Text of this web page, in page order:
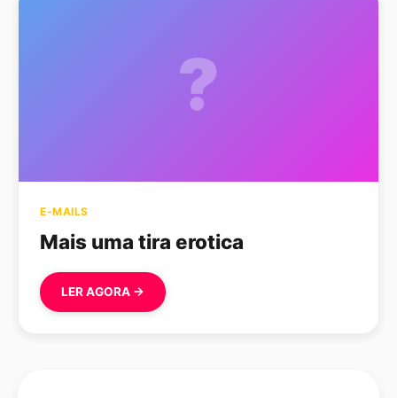
?
E-MAILS
Mais uma tira erotica
LER AGORA →